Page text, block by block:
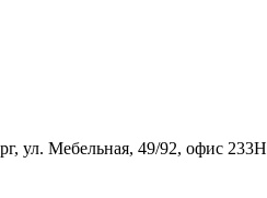
ул. Мебельная, 49/92, офис 233Н